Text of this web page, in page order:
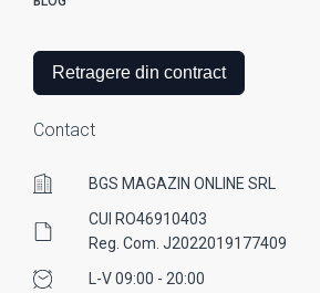
Retragere din contract
Contact
BGS MAGAZIN ONLINE SRL
CUI RO46910403
Reg. Com. J2022019177409
L-V 09:00 - 20:00